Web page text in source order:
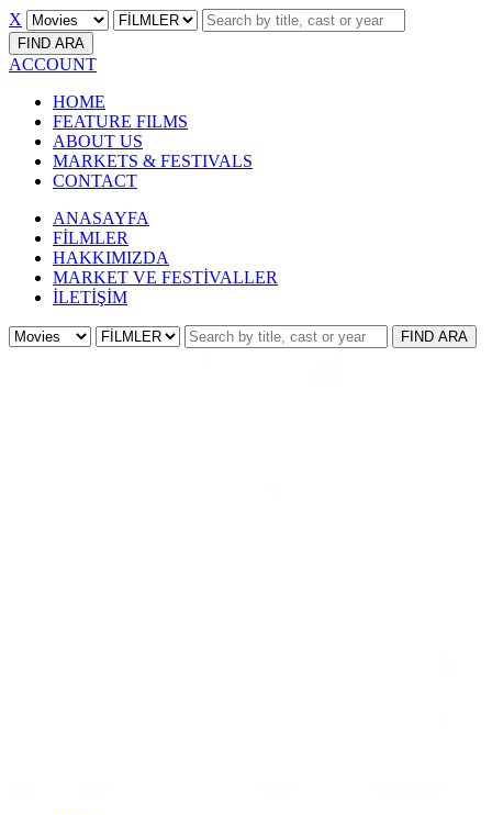
X
FIND ARA
ACCOUNT
HOME
FEATURE FILMS
ABOUT US
MARKETS & FESTIVALS
CONTACT
ANASAYFA
FİLMLER
HAKKIMIZDA
MARKET VE FESTİVALLER
İLETİŞİM
FIND ARA